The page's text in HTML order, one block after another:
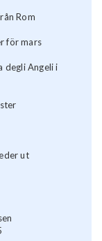
Rom
för mars
degli Angeli i
ut